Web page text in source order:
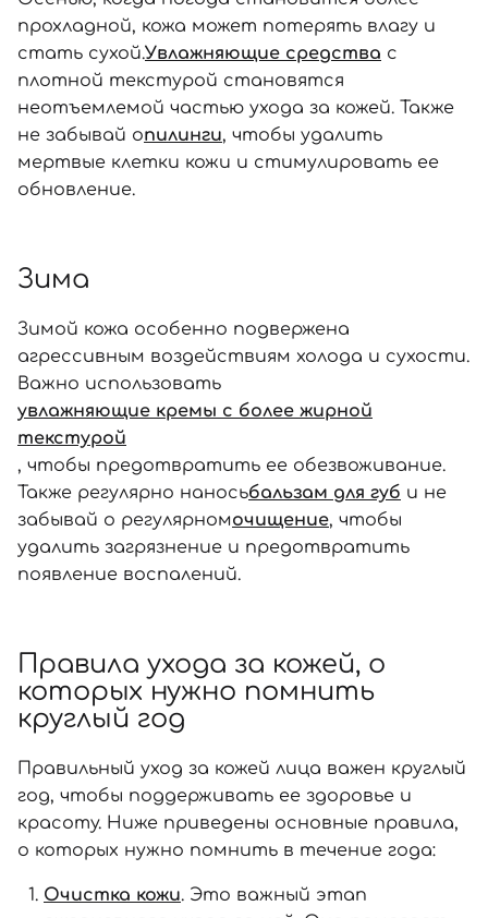
прохладной, кожа может потерять влагу и
стать сухой.Увлажняющие средства с
плотной текстурой становятся
неотъемлемой частью ухода за кожей. Также
не забывай опилинги, чтобы удалить
мертвые клетки кожи и стимулировать ее
обновление.
Зима
Зимой кожа особенно подвержена
агрессивным воздействиям холода и сухости.
Важно использовать
увлажняющие кремы с более жирной
текстурой
, чтобы предотвратить ее обезвоживание.
Также регулярно наносьбальзам для губ и не
забывай о регулярномочищение, чтобы
удалить загрязнение и предотвратить
появление воспалений.
Правила ухода за кожей, о
которых нужно помнить
круглый год
Правильный уход за кожей лица важен круглый
год, чтобы поддерживать ее здоровье и
красоту. Ниже приведены основные правила,
о которых нужно помнить в течение года:
Очистка кожи. Это важный этап